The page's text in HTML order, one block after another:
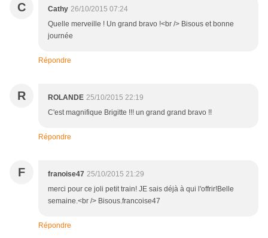
C Cathy 26/10/2015 07:24
Quelle merveille ! Un grand bravo !<br /> Bisous et bonne
journée
Répondre
R ROLANDE 25/10/2015 22:19
C'est magnifique Brigitte !!! un grand grand bravo !!
Répondre
F franoise47 25/10/2015 21:29
merci pour ce joli petit train! JE sais déjà à qui l'offrir!Belle
semaine.<br /> Bisous.francoise47
Répondre